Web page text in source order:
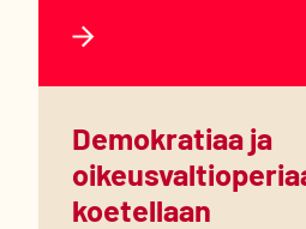
Demokratiaa ja
koetellaan